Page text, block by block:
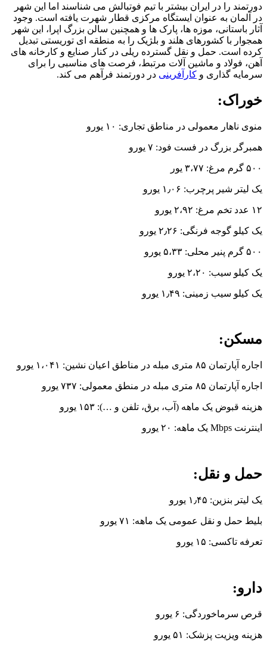
دورتمند را در ایران بیشتر با تیم فوتبالش می شناسند اما این شهر
در آلمان به عنوان ایستگاه مرکزی قطار شهرت یافته است. وجود
آثار باستانی، موزه ها، پارک ها و همچنین سالن بزرگ اپرا، این شهر
همجوار با کشورهای هلند و بلژیک را به منطقه ای توریستی تبدیل
کرده است. حمل و نقل گسترده ریلی در کنار صنایع و کارخانه های
آهن، فولاد و ماشین آلات مرتبط، فرصت های مناسبی را برای
سرمایه گذاری و کارآفرینی در دورتمند فرآهم می کند.
خوراک:
منوی ناهار معمولی در مناطق تجاری: ۱۰ یورو
همبرگر بزرگ در فست فود: ۷ یورو
۵۰۰ گرم مرغ: ۳،۷۷ یور
یک لیتر شیر پرچرب: ۱٫۰۶ یورو
۱۲ عدد تخم مرغ: ۲،۹۲ یورو
یک کیلو گوجه فرنگی: ۲٫۲۶ یورو
۵۰۰ گرم پنیر محلی: ۵،۳۳ یورو
یک کیلو سیب: ۲،۲۰ یورو
یک کیلو سیب زمینی: ۱٫۴۹ یورو
مسکن:
اجاره آپارتمان ۸۵ متری مبله در مناطق اعیان نشین: ۱،۰۴۱ یورو
اجاره آپارتمان ۸۵ متری مبله در منطق معمولی: ۷۳۷ یورو
هزینه قبوض یک ماهه (آب، برق، تلفن و …): ۱۵۳ یورو
اینترنت Mbps یک ماهه: ۲۰ یورو
حمل و نقل:
یک لیتر بنزین: ۱٫۴۵ یورو
بلیط حمل و نقل عمومی یک ماهه: ۷۱ یورو
تعرفه تاکسی: ۱۵ یورو
دارو:
قرص سرماخوردگی: ۶ یورو
هزینه ویزیت پزشک: ۵۱ یورو